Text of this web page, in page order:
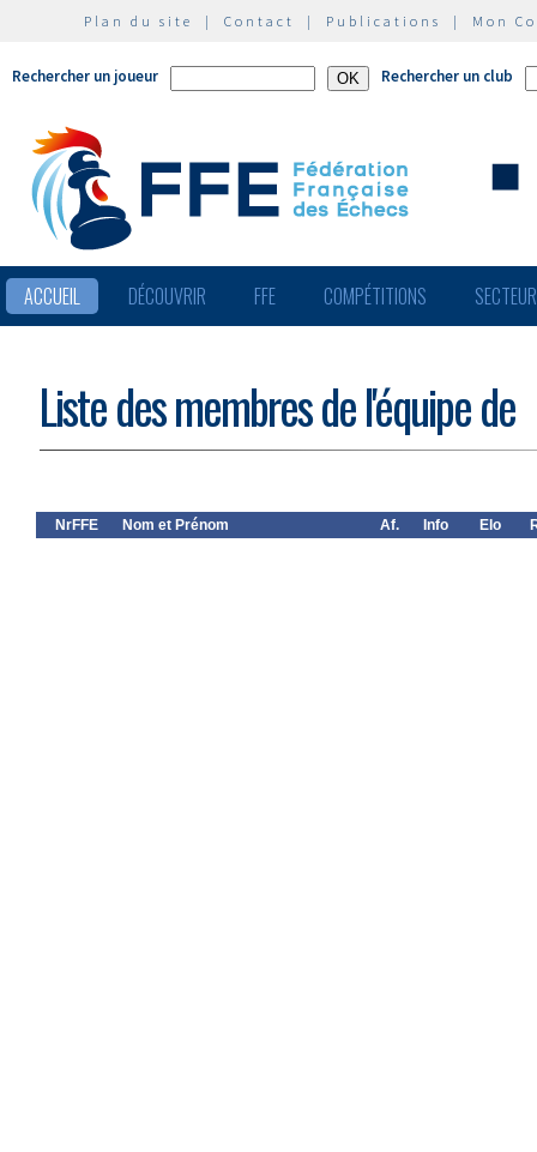
Plan du site | Contact | Publications | Mon
Rechercher un joueur Rechercher un club
ACCUEIL DÉCOUVRIR FFE COMPÉTITIONS
Liste des membres de l'équipe de
NrFFE Nom et Prénom Af. Info Elo